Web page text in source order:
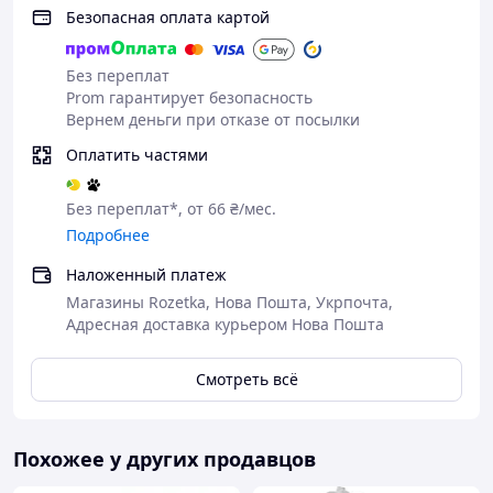
Безопасная оплата картой
Без переплат
Prom гарантирует безопасность
Вернем деньги при отказе от посылки
Оплатить частями
Без переплат*, от 66 ₴/мес.
Подробнее
Наложенный платеж
Магазины Rozetka, Нова Пошта, Укрпочта,
Адресная доставка курьером Нова Пошта
Смотреть всё
Похожее у других продавцов